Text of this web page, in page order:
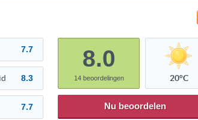
7.7
8.3
7.7
8.0
14beoordelingen 20°C
Nu beoordelen